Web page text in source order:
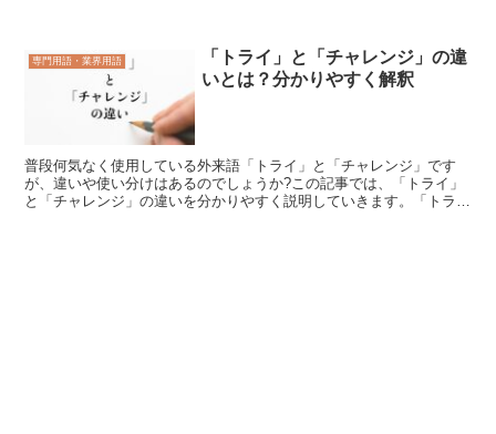
専門用語・業界用語
「トライ」と「チャレンジ」の違
いとは？分かりやすく解釈
普段何気なく使用している外来語「トライ」と「チャレンジ」です
が、違いや使い分けはあるのでしょうか?この記事では、「トライ」
と「チャレンジ」の違いを分かりやすく説明していきます。「トラ